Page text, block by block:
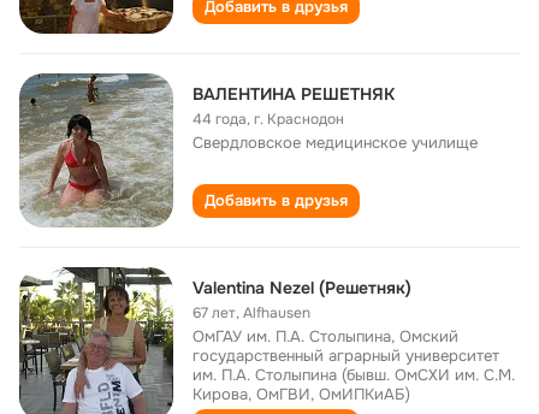
Добавить в друзья
ВАЛЕНТИНА РЕШЕТНЯК
44 года,г. Краснодон
Свердловское медицинское училище
Добавить в друзья
Valentina Nezel (Решетняк)
67 лет,Alfhausen
ОмГАУ им. П.А. Столыпина, Омский
государственный аграрный университет
им. П.А. Столыпина (бывш. ОмСХИ им. С.М.
Кирова, ОмГВИ, ОмИПКиАБ)